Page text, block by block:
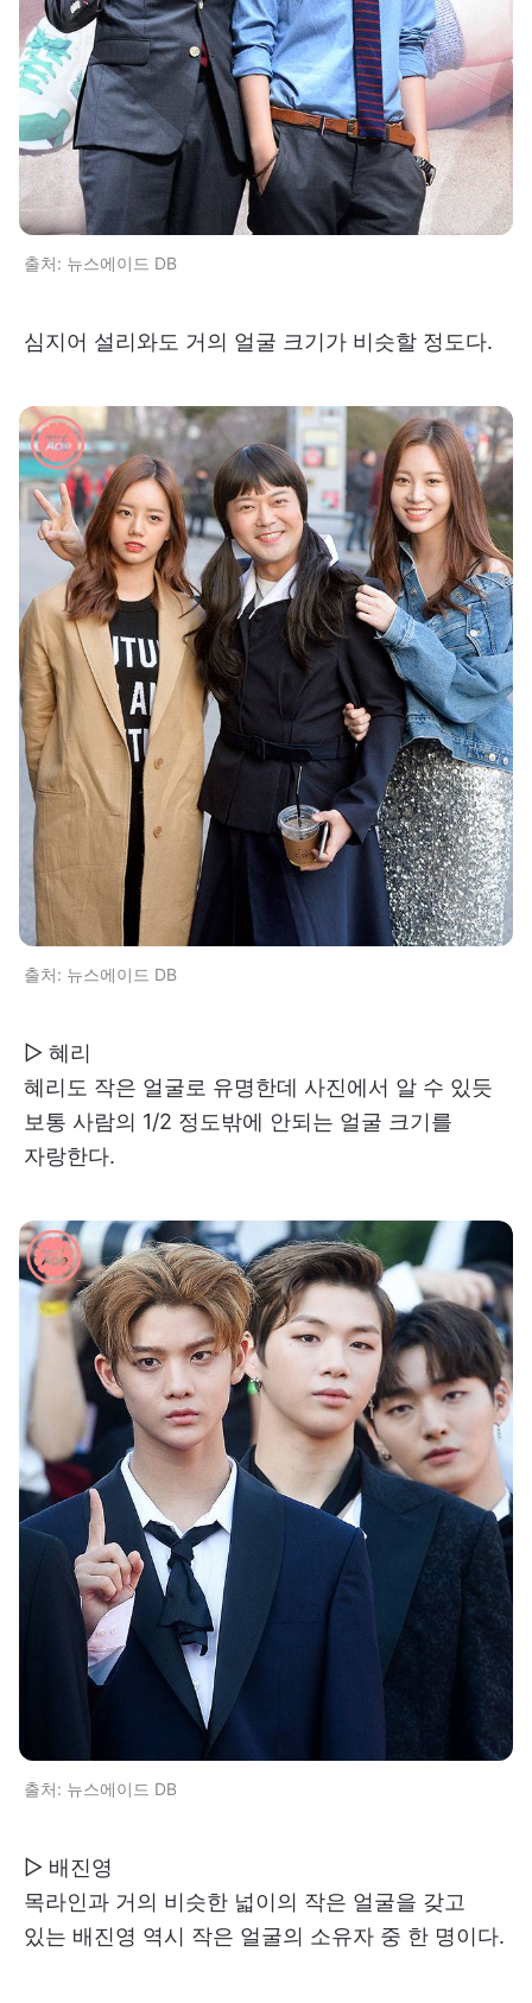
출처: 뉴스에이드 DB
심지어 설리와도 거의 얼굴 크기가 비슷할 정도다.
출처: 뉴스에이드 DB
▷ 혜리
혜리도 작은 얼굴로 유명한데 사진에서 알 수 있듯
보통 사람의 1/2 정도밖에 안되는 얼굴 크기를
자랑한다.
출처: 뉴스에이드 DB
▷ 배진영
목라인과 거의 비슷한 넓이의 작은 얼굴을 갖고
있는 배진영 역시 작은 얼굴의 소유자 중 한 명이다.